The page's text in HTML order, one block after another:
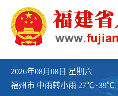
2026年08月08日 星期六
福州市 中雨转小雨 27℃~39℃